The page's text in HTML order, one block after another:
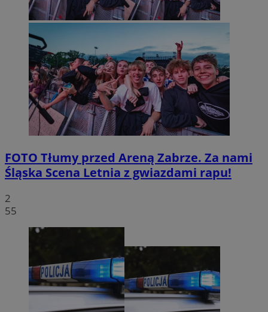
FOTO Tłumy przed Areną Zabrze. Za nami
Śląska Scena Letnia z gwiazdami rapu!
2
55